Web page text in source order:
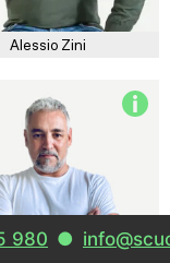
Alessio Zini